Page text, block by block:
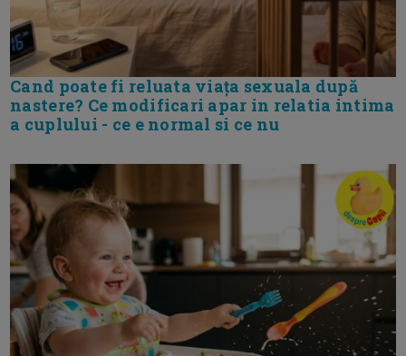
Cand poate fi reluata viața sexuala după
nastere? Ce modificari apar in relatia intima
a cuplului - ce e normal si ce nu